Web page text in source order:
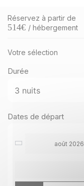
Réservez à partir de
514€ / hébergement
Votre sélection
Durée
Dates de départ
août 2026